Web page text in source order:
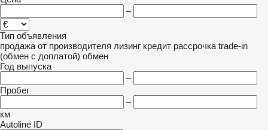
–
Тип объявления
продажа от производителя лизинг кредит рассрочка trade-in
(обмен с доплатой) обмен
Год выпуска
–
Пробег
–
км
Autoline ID